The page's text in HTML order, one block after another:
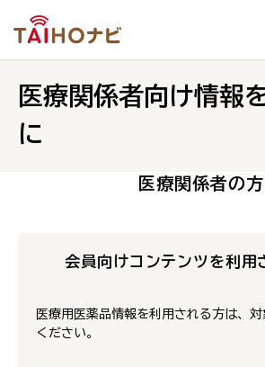
医療関係者向け情報
に
医療関係者の方
会員向けコンテンツを利用
医療用医薬品情報を利用される方は、
ください。